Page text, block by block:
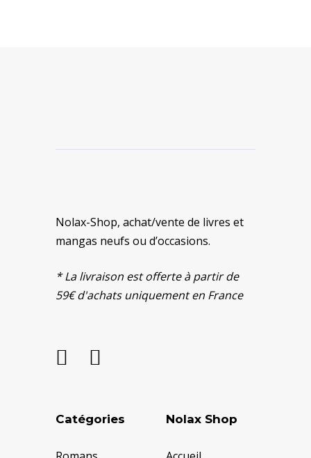
Nolax-Shop, achat/vente de livres et
mangas neufs ou d’occasions.
* La livraison est offerte à partir de
59€ d'achats uniquement en France
Catégories Nolax Shop